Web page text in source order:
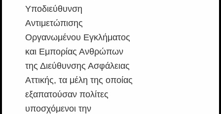
Υποδιεύθυνση
Αντιμετώπισης
Οργανωμένου Εγκλήματος
και Εμπορίας Ανθρώπων
της Διεύθυνσης Ασφάλειας
Αττικής, τα μέλη της οποίας
εξαπατούσαν πολίτες
υποσχόμενοι την